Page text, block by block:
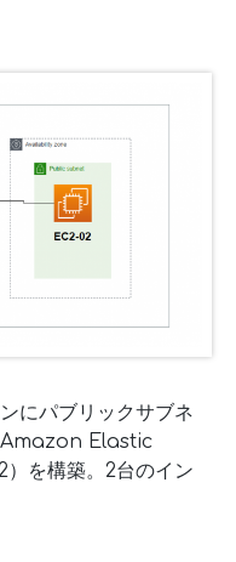
にパブリックサブネ
Amazon Elastic
を構築。2台のイン